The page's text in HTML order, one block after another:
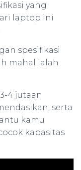
yang
laptop ini
spesifikasi
mahal ialah
4 jutaan
serta
kamu
kapasitas